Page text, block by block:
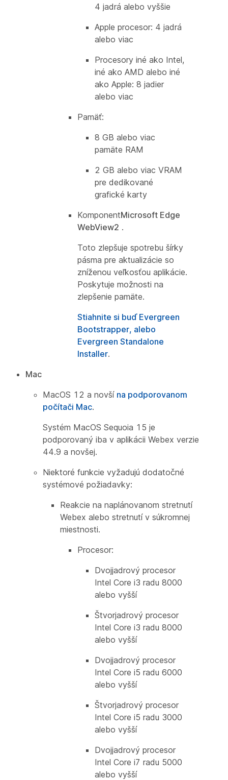
4 jadrá alebo vyššie
Apple procesor: 4 jadrá
alebo viac
Procesory iné ako Intel,
iné ako AMD alebo iné
ako Apple: 8 jadier
alebo viac
Pamäť:
8 GB alebo viac
pamäte RAM
2 GB alebo viac VRAM
pre dedikované
grafické karty
KomponentMicrosoft Edge
WebView2 .
Toto zlepšuje spotrebu šírky
pásma pre aktualizácie so
zníženou veľkosťou aplikácie.
Poskytuje možnosti na
zlepšenie pamäte.
Stiahnite si buď Evergreen
Bootstrapper, alebo
Evergreen Standalone
Installer.
Mac
MacOS 12 a novší na podporovanom
počítači Mac.
Systém MacOS Sequoia 15 je
podporovaný iba v aplikácii Webex verzie
44.9 a novšej.
Niektoré funkcie vyžadujú dodatočné
systémové požiadavky:
Reakcie na naplánovanom stretnutí
Webex alebo stretnutí v súkromnej
miestnosti.
Procesor:
Dvojjadrový procesor
Intel Core i3 radu 8000
alebo vyšší
Štvorjadrový procesor
Intel Core i3 radu 8000
alebo vyšší
Dvojjadrový procesor
Intel Core i5 radu 6000
alebo vyšší
Štvorjadrový procesor
Intel Core i5 radu 3000
alebo vyšší
Dvojjadrový procesor
Intel Core i7 radu 5000
alebo vyšší